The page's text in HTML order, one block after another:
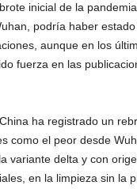
inicial de la
podría haber
aunque en los
fuerza en las
ha registrado un
como el peor desde
variante delta y con
en la limpieza sin la